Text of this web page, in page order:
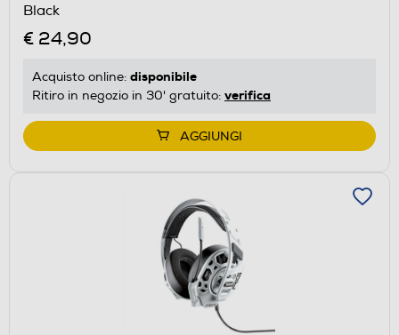
Black
€ 24,90
Acquisto online: disponibile
Ritiro in negozio in 30' gratuito: verifica
AGGIUNGI